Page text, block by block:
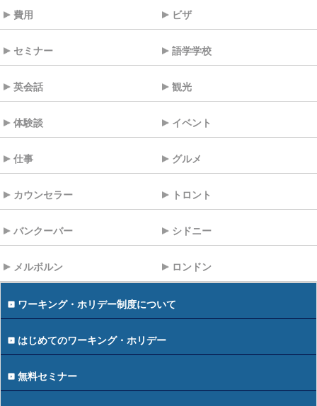
費用 ビザ
セミナー 語学学校
英会話 観光
体験談 イベント
仕事 グルメ
カウンセラー トロント
バンクーバー シドニー
メルボルン ロンドン
ワーキング・ホリデー制度について
はじめてのワーキング・ホリデー
無料セミナー